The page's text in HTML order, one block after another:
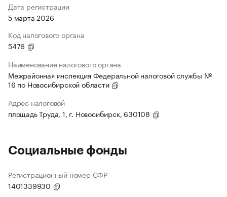
Дата регистрации
5 марта 2026
Код налогового органа
5476
Наименование налогового органа
Межрайонная инспекция Федеральной налоговой службы №
16 по Новосибирской области
Адрес налоговой
площадь Труда, 1, г. Новосибирск, 630108
Социальные фонды
Регистрационный номер СФР
1401339930